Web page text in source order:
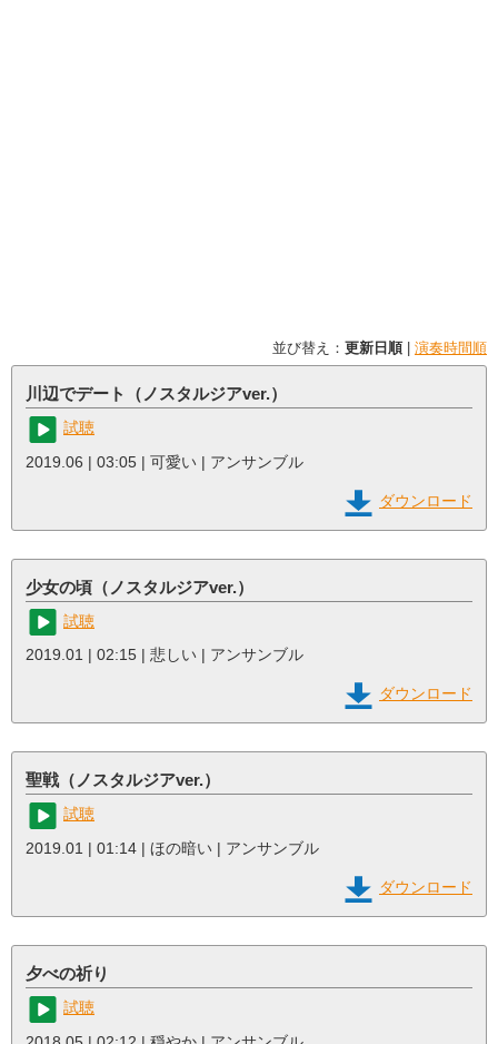
並び替え： 更新日順| 演奏時間順
川辺でデート（ノスタルジアver.）
試聴
2019.06 | 03:05 | 可愛い | アンサンブル
ダウンロード
少女の頃（ノスタルジアver.）
試聴
2019.01 | 02:15 | 悲しい | アンサンブル
ダウンロード
聖戦（ノスタルジアver.）
試聴
2019.01 | 01:14 | ほの暗い | アンサンブル
ダウンロード
夕べの祈り
試聴